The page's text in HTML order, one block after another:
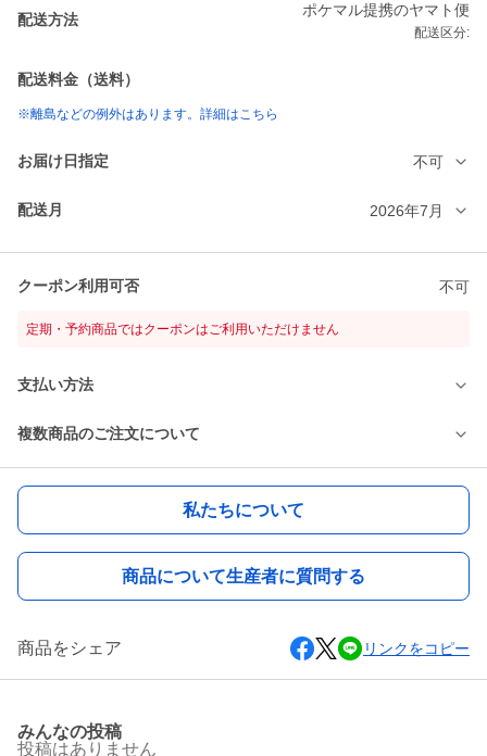
配送方法
ポケマル提携のヤマト便
配送区分:
配送料金（送料）
※離島などの例外はあります。詳細はこちら
お届け日指定 不可
配送月 2026年7月
クーポン利用可否 不可
定期・予約商品ではクーポンはご利用いただけません
支払い方法
複数商品のご注文について
私たちについて
商品について生産者に質問する
商品をシェア リンクをコピー
みんなの投稿
投稿はありません